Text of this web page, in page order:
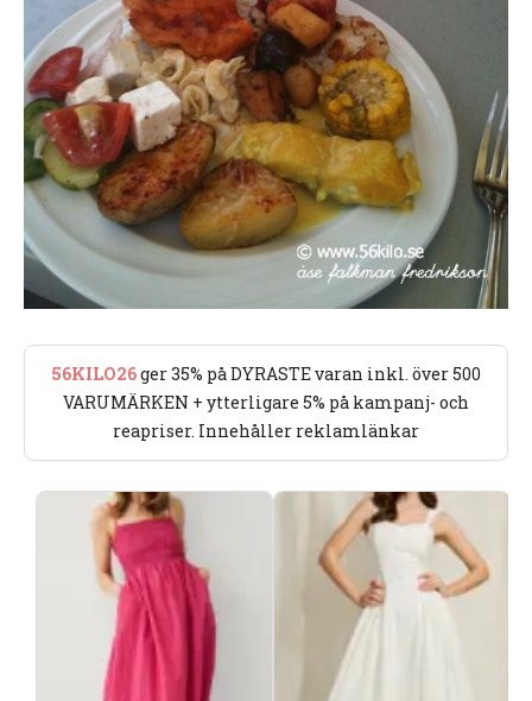
56KILO26ger 35% på DYRASTE varan inkl. över 500
VARUMÄRKEN + ytterligare 5% på kampanj- och
reapriser. Innehåller reklamlänkar